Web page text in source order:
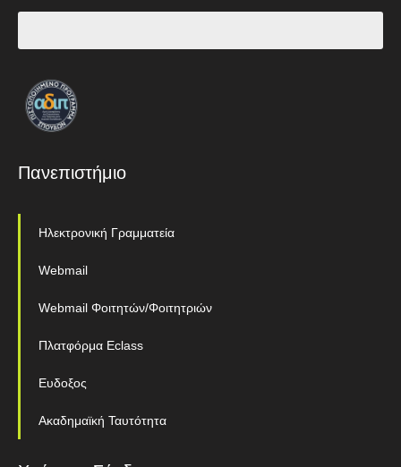
Πανεπιστήμιο
Ηλεκτρονική Γραμματεία
Webmail
Webmail Φοιτητών/Φοιτητριών
Πλατφόρμα Eclass
Ευδοξος
Ακαδημαϊκή Ταυτότητα